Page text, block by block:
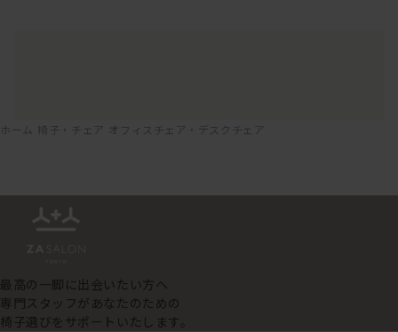
ホーム 椅子・チェア オフィスチェア・デスクチェア
最高の一脚に出会いたい方へ
専門スタッフがあなたのための
椅子選びをサポートいたします。